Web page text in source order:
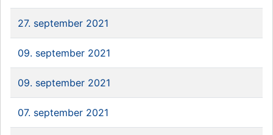
27. september 2021
09. september 2021
09. september 2021
07. september 2021